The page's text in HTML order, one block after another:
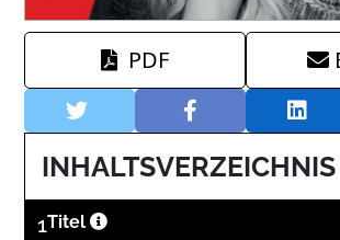
PDF
INHALTSVERZEICHNIS
1Titel